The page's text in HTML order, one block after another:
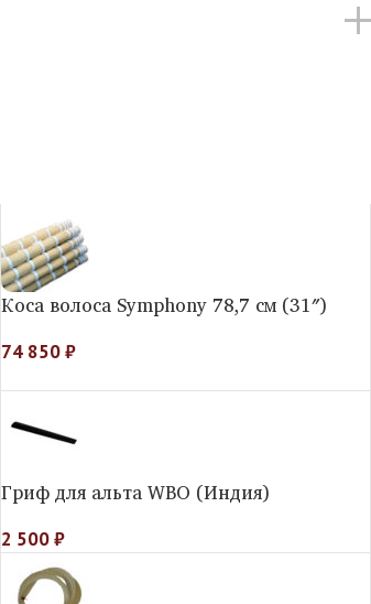
Коса волоса Symphony 78,7 см (31″)
74 850₽
Гриф для альта WBO (Индия)
2 500₽